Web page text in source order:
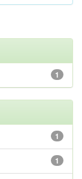
1
1
1